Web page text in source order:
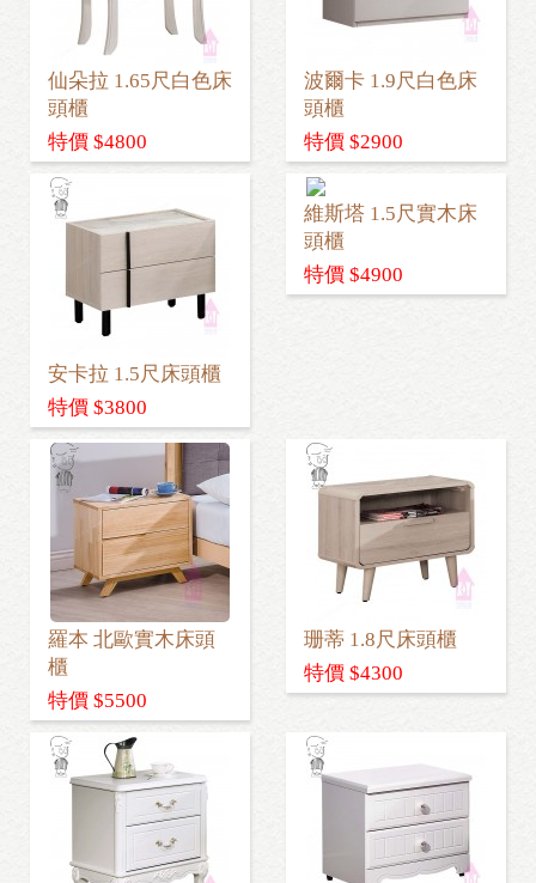
仙朵拉 1.65尺白色床
頭櫃
特價 $4800
波爾卡 1.9尺白色床
頭櫃
特價 $2900
安卡拉 1.5尺床頭櫃
特價 $3800
維斯塔 1.5尺實木床
頭櫃
特價 $4900
羅本 北歐實木床頭
櫃
特價 $5500
珊蒂 1.8尺床頭櫃
特價 $4300